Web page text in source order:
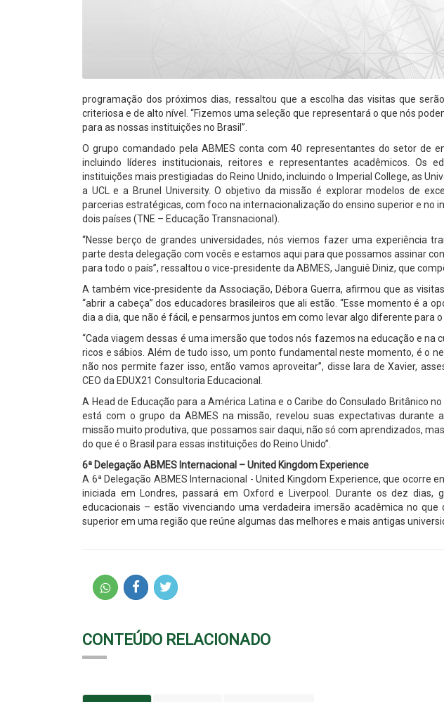
programação dos próximos dias, ressaltou que a escolha das visitas que
criteriosa e de alto nível. “Fizemos uma seleção que representará o que nós
para as nossas instituições no Brasil”.
O grupo comandado pela ABMES conta com 40 representantes do setor de
incluindo líderes institucionais, reitores e representantes acadêmicos. Os
instituições mais prestigiadas do Reino Unido, incluindo o Imperial College, as
a UCL e a Brunel University. O objetivo da missão é explorar modelos de
parcerias estratégicas, com foco na internacionalização do ensino superior e no
dois países (TNE – Educação Transnacional).
“Nesse berço de grandes universidades, nós viemos fazer uma experiência
parte desta delegação com vocês e estamos aqui para que possamos assinar
para todo o país”, ressaltou o vice-presidente da ABMES, Janguiê Diniz, que
A também vice-presidente da Associação, Débora Guerra, afirmou que as
“abrir a cabeça” dos educadores brasileiros que ali estão. “Esse momento é a
dia a dia, que não é fácil, e pensarmos juntos em como levar algo diferente para o
“Cada viagem dessas é uma imersão que todos nós fazemos na educação e na
ricos e sábios. Além de tudo isso, um ponto fundamental neste momento, é o
não nos permite fazer isso, então vamos aproveitar”, disse Iara de Xavier,
CEO da EDUX21 Consultoria Educacional.
A Head de Educação para a América Latina e o Caribe do Consulado Britânico
está com o grupo da ABMES na missão, revelou suas expectativas durante
missão muito produtiva, que possamos sair daqui, não só com aprendizados,
do que é o Brasil para essas instituições do Reino Unido”.
6ª Delegação ABMES Internacional – United Kingdom Experience
A 6ª Delegação ABMES Internacional - United Kingdom Experience, que ocorre
iniciada em Londres, passará em Oxford e Liverpool. Durante os dez dias,
educacionais – estão vivenciando uma verdadeira imersão acadêmica no que
superior em uma região que reúne algumas das melhores e mais antigas
CONTEÚDO RELACIONADO